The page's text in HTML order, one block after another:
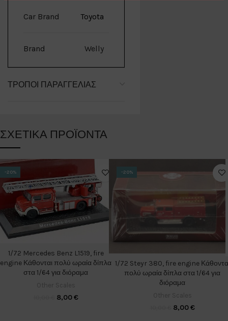
Car Brand Toyota
Brand Welly
ΤΡΌΠΟΙ ΠΑΡΑΓΓΕΛΊΑΣ
ΣΧΕΤΙΚΆ ΠΡΟΪΌΝΤΑ
-20%
1/72 Mercedes Benz L1519, fire
engine Κάθονται πολύ ωραία δίπλα
στα 1/64 για διόραμα
8,00€
-20%
1/72 Steyr 380, fire engine
πολύ ωραία δίπλα στα 1/64 για
διόραμα
8,00€